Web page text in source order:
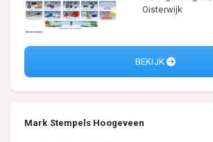
Oisterwijk
BEKIJK
Mark Stempels Hoogeveen